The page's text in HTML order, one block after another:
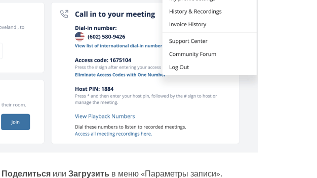
Поделитьсяили Загрузить в меню «Параметры записи».